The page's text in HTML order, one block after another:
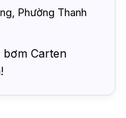
Phường Thanh
bơm Carten